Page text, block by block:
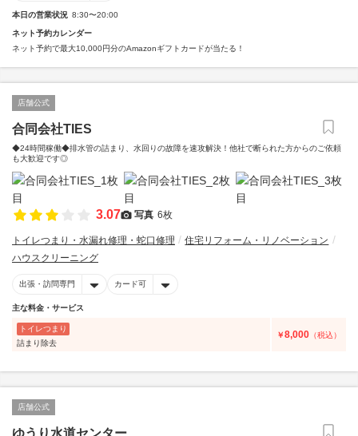
本日の営業状況 8:30〜20:00
ネット予約カレンダー
ネット予約で最大10,000円分のAmazonギフトカードが当たる！
店舗公式
合同会社TIES
◆24時間稼働◆排水管の詰まり、水回りの故障を速攻解決！他社で断られた方からのご依頼
も大歓迎です◎
3.07 写真 6枚
トイレつまり・水漏れ修理・蛇口修理
住宅リフォーム・リノベーション
ハウスクリーニング
出張・訪問専門 カード可
主な料金・サービス
トイレつまり
詰まり除去
￥8,000 （税込）
店舗公式
ゆうり水道センター